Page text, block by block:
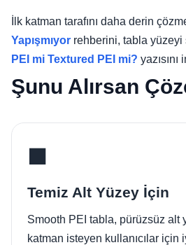
İlk katman tarafını daha derin
Yapışmıyor rehberini, tabla yüzeyi
PEI mi Textured PEI mi?
Şunu Alırsan
⬛
Temiz Alt Yüzey İçin
Smooth PEI tabla, pürüzsüz alt
katman isteyen kullanıcılar için